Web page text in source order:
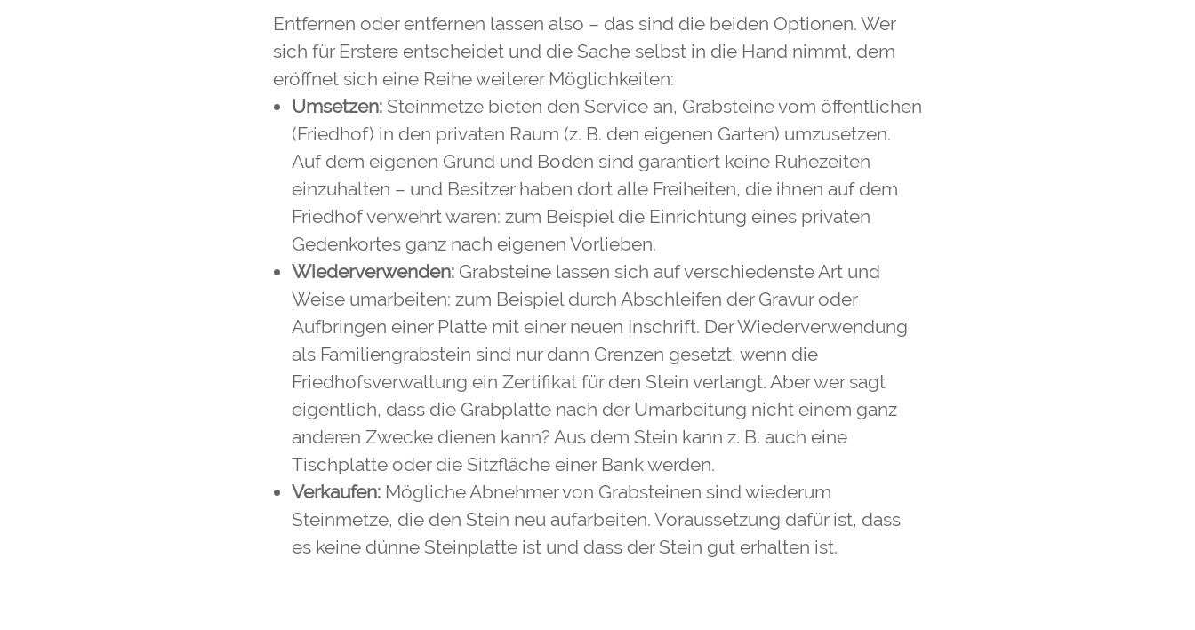
Entfernen oder entfernen lassen also – das sind die beiden Optionen. Wer
sich für Erstere entscheidet und die Sache selbst in die Hand nimmt, dem
eröffnet sich eine Reihe weiterer Möglichkeiten:
Umsetzen: Steinmetze bieten den Service an, Grabsteine vom öffentlichen
(Friedhof) in den privaten Raum (z. B. den eigenen Garten) umzusetzen.
Auf dem eigenen Grund und Boden sind garantiert keine Ruhezeiten
einzuhalten – und Besitzer haben dort alle Freiheiten, die ihnen auf dem
Friedhof verwehrt waren: zum Beispiel die Einrichtung eines privaten
Gedenkortes ganz nach eigenen Vorlieben.
Wiederverwenden: Grabsteine lassen sich auf verschiedenste Art und
Weise umarbeiten: zum Beispiel durch Abschleifen der Gravur oder
Aufbringen einer Platte mit einer neuen Inschrift. Der Wiederverwendung
als Familiengrabstein sind nur dann Grenzen gesetzt, wenn die
Friedhofsverwaltung ein Zertifikat für den Stein verlangt. Aber wer sagt
eigentlich, dass die Grabplatte nach der Umarbeitung nicht einem ganz
anderen Zwecke dienen kann? Aus dem Stein kann z. B. auch eine
Tischplatte oder die Sitzfläche einer Bank werden.
Verkaufen: Mögliche Abnehmer von Grabsteinen sind wiederum
Steinmetze, die den Stein neu aufarbeiten. Voraussetzung dafür ist, dass
es keine dünne Steinplatte ist und dass der Stein gut erhalten ist.